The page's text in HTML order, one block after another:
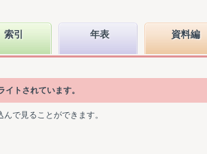
索引 年表 資料編
トされています。
で見ることができます。